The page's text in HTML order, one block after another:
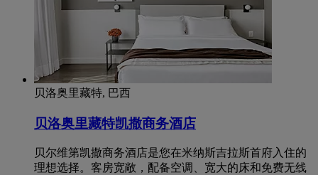
贝洛奥里藏特, 巴西
贝洛奥里藏特凯撒商务酒店
贝尔维第凯撒商务酒店是您在米纳斯吉拉斯首府入住的
理想选择。客房宽敞，配备空调、宽大的床和免费无线